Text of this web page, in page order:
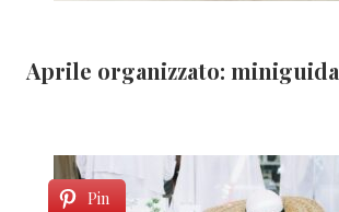
Aprile organizzato: miniguida
Pin